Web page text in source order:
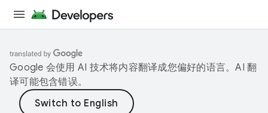
Google 会使用 AI 技术将内容翻译成您偏好的语言。AI 翻
译可能包含错误。